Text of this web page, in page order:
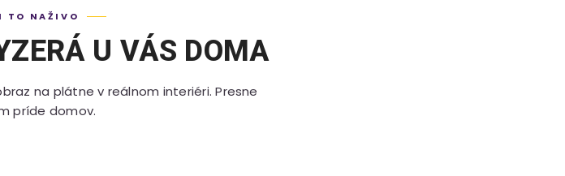
TO NAŽIVO
U VÁS DOMA
na plátne v reálnom interiéri. Presne
príde domov.